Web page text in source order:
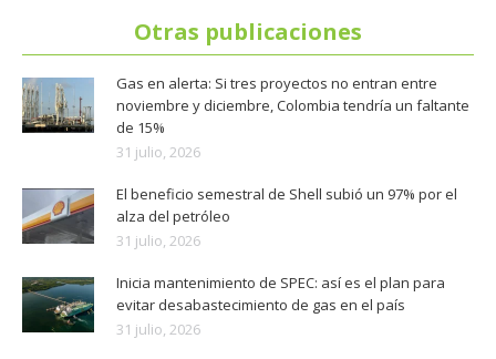
Otras publicaciones
Gas en alerta: Si tres proyectos no entran entre
noviembre y diciembre, Colombia tendría un faltante
de 15%
31 julio, 2026
El beneficio semestral de Shell subió un 97% por el
alza del petróleo
31 julio, 2026
Inicia mantenimiento de SPEC: así es el plan para
evitar desabastecimiento de gas en el país
31 julio, 2026